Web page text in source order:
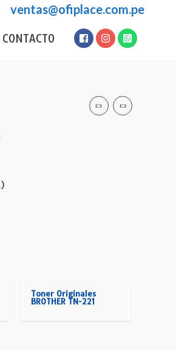
ventas@ofiplace.com.pe
CONTACTO
Toner Originales
BROTHER TN-221